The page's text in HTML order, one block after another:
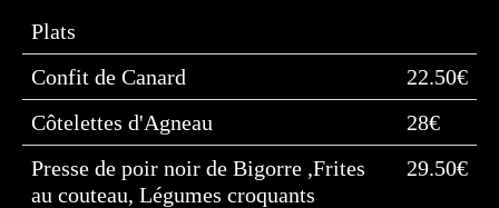
Plats
Confit de Canard
22.50€
Côtelettes d'Agneau
28€
Presse de poir noir de Bigorre ,Frites
au couteau, Légumes croquants
29.50€